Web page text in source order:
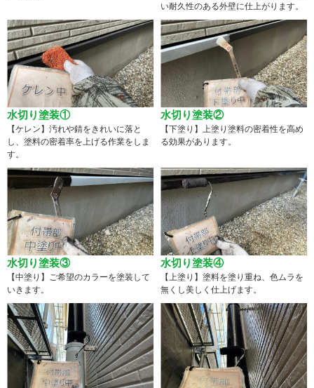
い耐久性のある外壁に仕上がります。
水切り塗装①
【ケレン】汚れや錆をきれいに落と
し、塗料の密着率を上げる作業をしま
す。
水切り塗装②
【下塗り】上塗り塗料の密着性を高め
る効果があります。
水切り塗装③
【中塗り】ご希望のカラーを塗装して
いきます。
水切り塗装④
【上塗り】塗料を塗り重ね、色ムラを
無くし美しく仕上げます。